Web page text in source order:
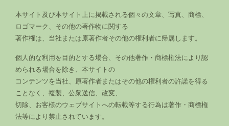
本サイト及び本サイト上に掲載される個々の文章、写真、商標、
ロゴマーク、その他の著作物に関する
著作権は、当社または原著作者その他の権利者に帰属します。
個人的な利用を目的とする場合、その他著作・商標権法により認
められる場合を除き、本サイトの
コンテンツを当社、原著作者またはその他の権利者の許諾を得る
ことなく、複製、公衆送信、改変、
切除、お客様のウェブサイトへの転載等する行為は著作・商標権
法等により禁止されています。